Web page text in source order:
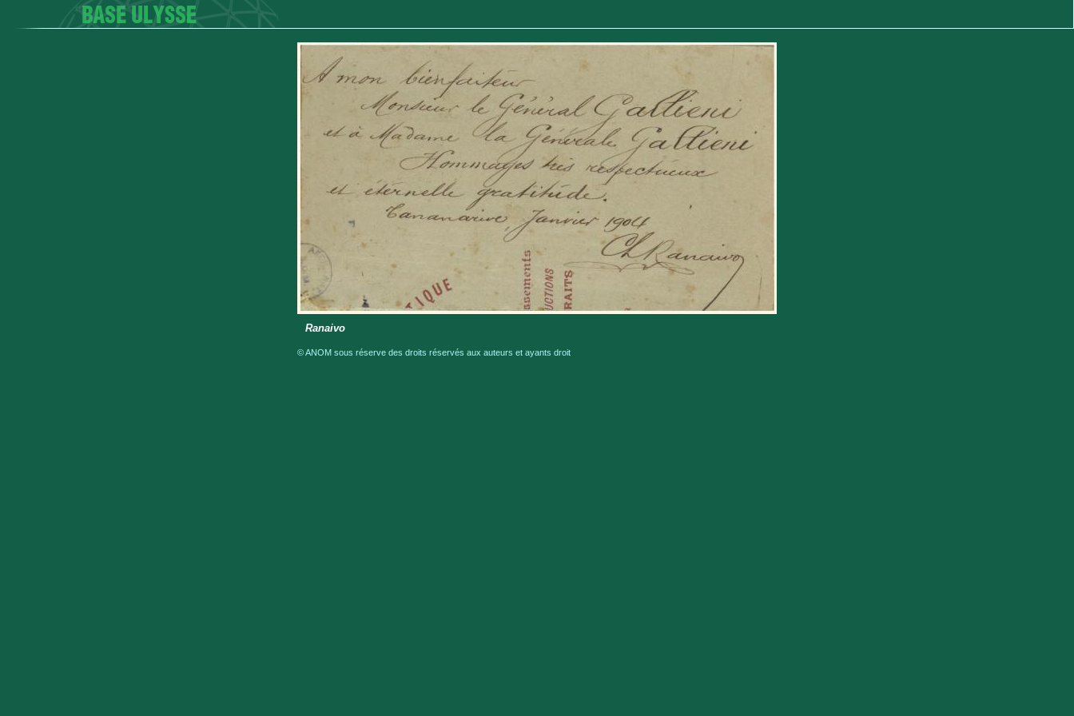
Ranaivo
© ANOM sous réserve des droits réservés aux auteurs et ayants droit